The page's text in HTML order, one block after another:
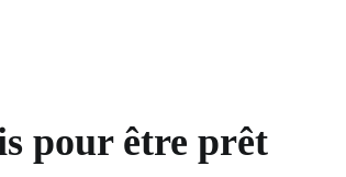
pour être prêt